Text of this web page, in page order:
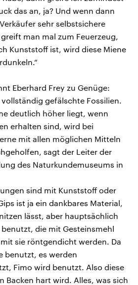
das an, ja? Und wenn dann
sehr selbstsichere
man mal zum Feuerzeug,
Kunststoff ist, wird diese Miene
Eberhard Frey zu Genüge:
gefälschte Fossilien.
deutlich höher liegt, wenn
erhalten sind, wird bei
mit allen möglichen Mitteln
sagt der Leiter der
des Naturkundemuseums in
sind mit Kunststoff oder
ist ja ein dankbares Material,
lässt, aber hauptsächlich
die mit Gesteinsmehl
sie röntgendicht werden. Da
benutzt, es werden
Fimo wird benutzt. Also diese
Backen hart wird. Alles, was sich